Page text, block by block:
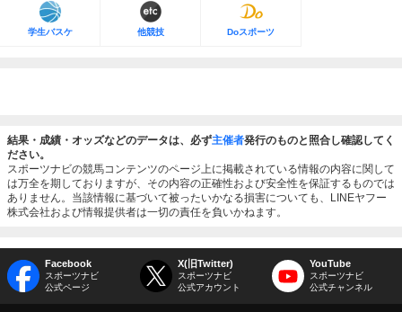
学生バスケ 他競技 Doスポーツ
結果・成績・オッズなどのデータは、必ず主催者発行のものと照合し確認してく
ださい。
スポーツナビの競馬コンテンツのページ上に掲載されている情報の内容に関して
は万全を期しておりますが、その内容の正確性および安全性を保証するものでは
ありません。当該情報に基づいて被ったいかなる損害についても、LINEヤフー
株式会社および情報提供者は一切の責任を負いかねます。
Facebook
スポーツナビ
公式ページ
X(旧Twitter)
スポーツナビ
公式アカウント
YouTube
スポーツナビ
公式チャンネル